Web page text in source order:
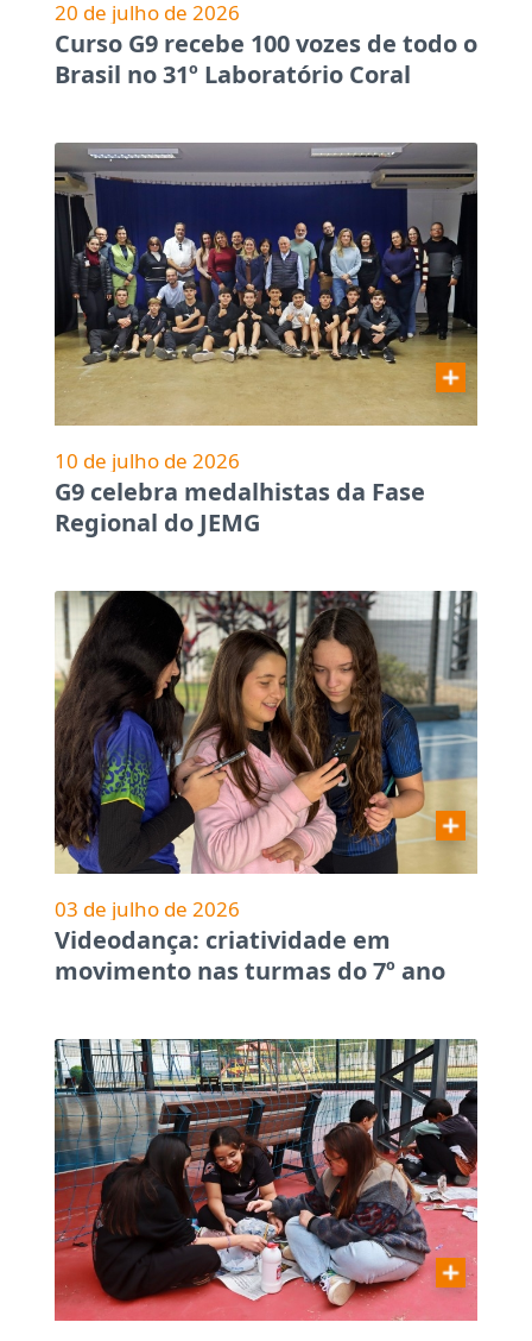
20 de julho de 2026
Curso G9 recebe 100 vozes de todo o
Brasil no 31º Laboratório Coral
10 de julho de 2026
G9 celebra medalhistas da Fase
Regional do JEMG
03 de julho de 2026
Videodança: criatividade em
movimento nas turmas do 7º ano